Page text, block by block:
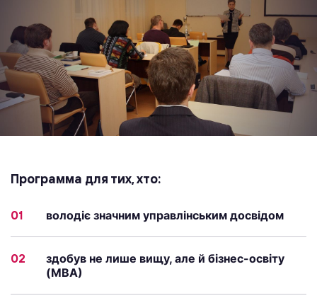
Программа для тих, хто:
01 володіє значним управлінським досвідом
02
здобув не лише вищу, але й бізнес-освіту
(МВА)